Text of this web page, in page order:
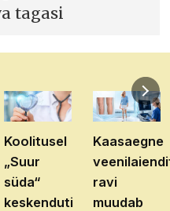
tagasi
Koolitusel
„Suur
süda“
keskenduti
Kaasaegne
ravi
muudab